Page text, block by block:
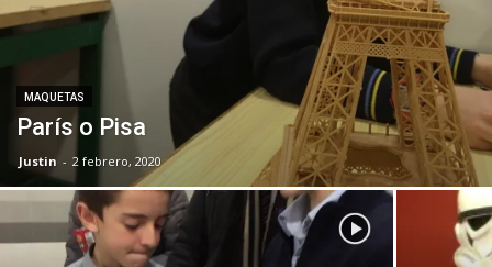
MAQUETAS
París o Pisa
Justin - 2 febrero, 2020